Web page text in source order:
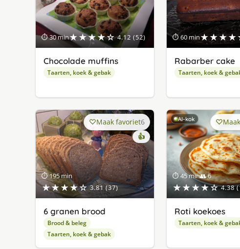
⏱ 30 min★★★★☆ 4.12 (52)
Chocolade muffins
Taarten, koek & gebak
⏱ 60 min
Rabarber cake
Taarten, koek &
⏱ 195 min
★★★★☆ 3.81 (37)
Maak favoriet6
👍
6 granen brood
Brood & beleg
Taarten, koek & gebak
AI-kok
⏱ 45 min👥 6
★★★★☆ 4.38
Roti koekoes
Taarten, koek &